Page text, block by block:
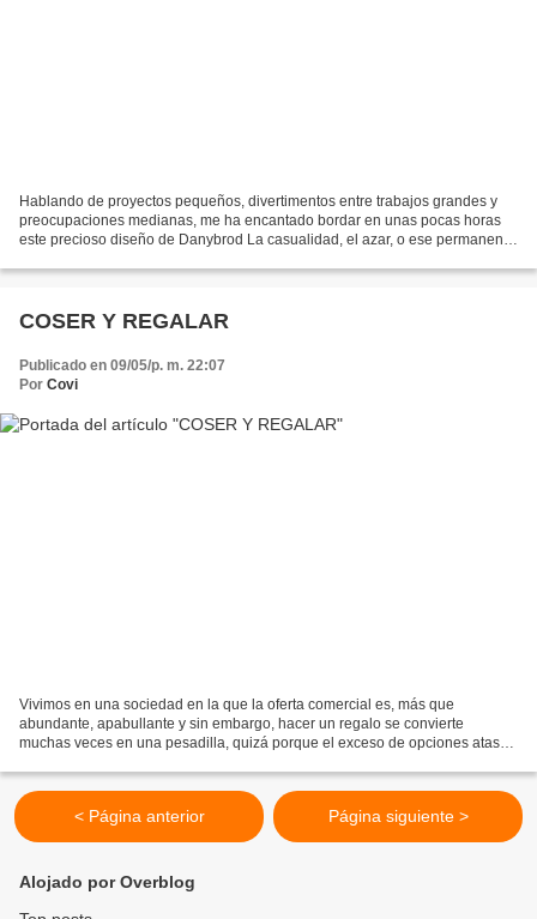
Hablando de proyectos pequeños, divertimentos entre trabajos grandes y
preocupaciones medianas, me ha encantado bordar en unas pocas horas
este precioso diseño de Danybrod La casualidad, el azar, o ese permanente
COSER Y REGALAR
Publicado en 09/05/p. m. 22:07
Por Covi
Vivimos en una sociedad en la que la oferta comercial es, más que
abundante, apabullante y sin embargo, hacer un regalo se convierte
muchas veces en una pesadilla, quizá porque el exceso de opciones atasca
< Página anterior Página siguiente >
Alojado por Overblog